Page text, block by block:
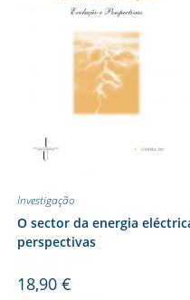
Investigação
O sector da energia
perspectivas
18,90 €